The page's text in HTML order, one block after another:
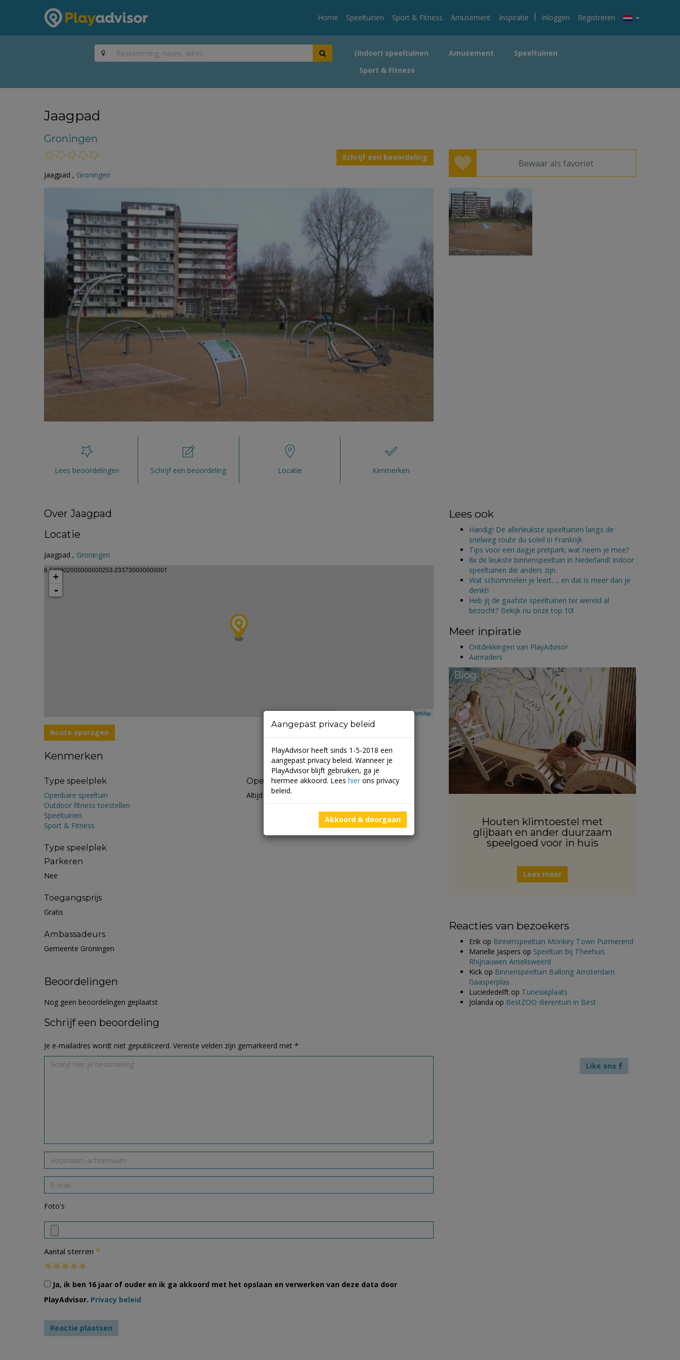
Home Speeltuinen Sport & Fitness Amusement Inspiratie | Inloggen Registreren
(Indoor) speeltuinen Amusement
Speeltuinen
Sport & Fitness
Jaagpad
Groningen
Schrijf een beoordeling
Jaagpad , Groningen
Bewaar als favoriet
Lees beoordelingen Schrijf een beoordeling Locatie Kenmerken
Over Jaagpad
Locatie
Jaagpad , Groningen
6.530902000000000253.233730000000001
+
-
Leaflet| ©Mapbox©OpenStreetMap
Route opvragen
Kenmerken
Type speelplek
Openbare speeltuin
Outdoor fitness toestellen
Speeltuinen
Sport & Fitness
Type speelplek
Parkeren
Nee
Toegangsprijs
Gratis
Ambassadeurs
Gemeente Groningen
Openingstijden
Altijd open
Beoordelingen
Nog geen beoordelingen geplaatst
Schrijf een beoordeling
Je e-mailadres wordt niet gepubliceerd. Vereiste velden zijn gemarkeerd met *
Foto's
Aantal sterren *
Ja, ik ben 16 jaar of ouder en ik ga akkoord met het opslaan en verwerken van deze data door
PlayAdvisor. Privacy beleid
Lees ook
Handig! De allerleukste speeltuinen langs de
snelweg route du soleil in Frankrijk
Tips voor een dagje pretpark; wat neem je mee?
8x de leukste binnenspeeltuin in Nederland! Indoor
speeltuinen die anders zijn.
Wat schommelen je leert…, en dat is meer dan je
denkt!
Heb jij de gaafste speeltuinen ter wereld al
bezocht? Bekijk nu onze top 10!
Meer inpiratie
Ontdekkingen van PlayAdvisor
Aanraders
Blog
Houten klimtoestel met
glijbaan en ander duurzaam
speelgoed voor in huis
Lees meer
Reacties van bezoekers
Erik op Binnenspeeltuin Monkey Town Purmerend
Marielle Jaspers op Speeltuin bij Theehuis
Rhijnauwen Amelisweerd
Kick op Binnenspeeltuin Ballorig Amsterdam
Gaasperplas
Luciededelft op Tunesiëplaats
Jolanda op BestZOO dierentuin in Best
Like ons
Aangepast privacy beleid
PlayAdvisor heeft sinds 1-5-2018 een
aangepast privacy beleid. Wanneer je
PlayAdvisor blijft gebruiken, ga je
hiermee akkoord. Lees hier ons privacy
beleid.
Akkoord & doorgaan